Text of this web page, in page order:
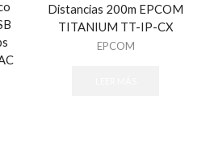
Distancias 200m EPCOM
TITANIUM TT-IP-CX
EPCOM